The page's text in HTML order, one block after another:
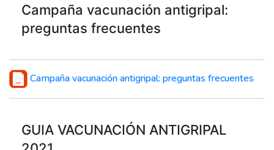
Campaña vacunación antigripal:
preguntas frecuentes
Campaña vacunación antigripal: preguntas frecuentes
GUIA VACUNACIÓN ANTIGRIPAL